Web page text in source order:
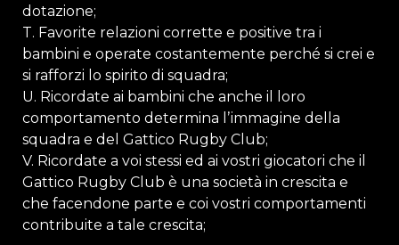
dotazione;
T. Favorite relazioni corrette e positive tra i
bambini e operate costantemente perché si crei e
si rafforzi lo spirito di squadra;
U. Ricordate ai bambini che anche il loro
comportamento determina lʼimmagine della
squadra e del Gattico Rugby Club;
V. Ricordate a voi stessi ed ai vostri giocatori che il
Gattico Rugby Club è una società in crescita e
che facendone parte e coi vostri comportamenti
contribuite a tale crescita;